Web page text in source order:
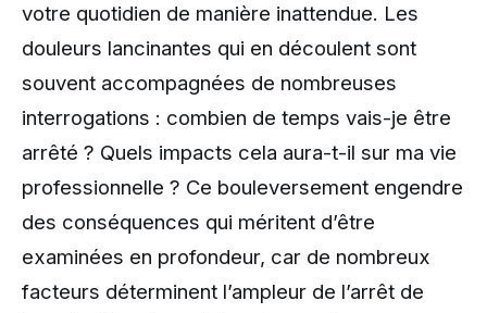
votre quotidien de manière inattendue. Les
douleurs lancinantes qui en découlent sont
souvent accompagnées de nombreuses
interrogations : combien de temps vais-je être
arrêté ? Quels impacts cela aura-t-il sur ma vie
professionnelle ? Ce bouleversement engendre
des conséquences qui méritent d’être
examinées en profondeur, car de nombreux
facteurs déterminent l’ampleur de l’arrêt de